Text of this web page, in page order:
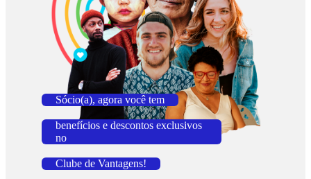
Sócio(a), agora você tem
benefícios e descontos exclusivos
no
Clube de Vantagens!